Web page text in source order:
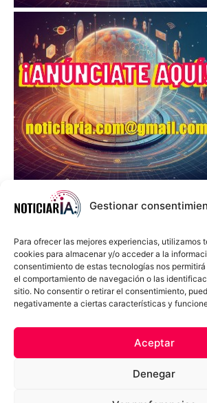
Gestionar
Para ofrecer las mejores experiencias, utilizamos
cookies para almacenar y/o acceder a la
consentimiento de estas tecnologías nos
el comportamiento de navegación o las
sitio. No consentir o retirar el consentimiento,
negativamente a ciertas características y
Aceptar
Denegar
Política de cookies
Términos y Condiciones
Aviso
Compromiso Ético con la IA
Propiedad